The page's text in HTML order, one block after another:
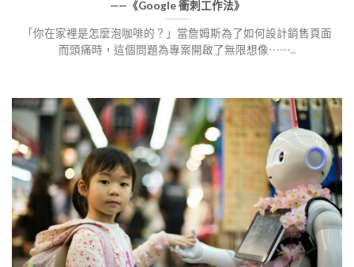
——《Google 衝刺工作法》
「你在家裡是怎麼泡咖啡的？」當詹姆斯為了如何設計銷售頁面
而頭痛時，這個問題為專案開啟了無限想像⋯⋯..